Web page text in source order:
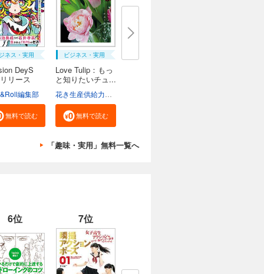
ネス・実用
DeyS
リース
編集部
無料で読む
ビジネス・実用
Love Tulip：もっ
と知りたいチュ...
無料で読む
「趣味・実用」無料一覧へ
6位 7位